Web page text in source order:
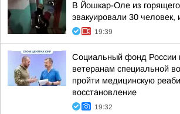
В Йошкар-Оле из
эвакуировали 30 человек,
19:39
Социальный фонд России
ветеранам специальной
пройти медицинскую
восстановление
19:32